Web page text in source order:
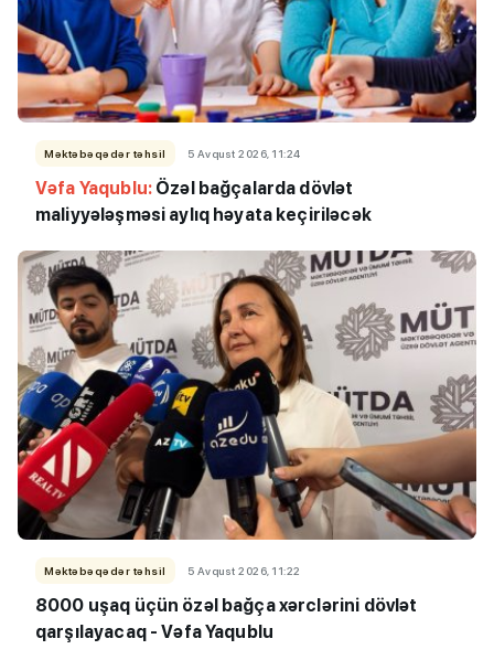
Məktəbəqədər təhsil 5 Avqust 2026, 11:24
Vəfa Yaqublu:Özəl bağçalarda dövlət
maliyyələşməsi aylıq həyata keçiriləcək
Məktəbəqədər təhsil 5 Avqust 2026, 11:22
8000 uşaq üçün özəl bağça xərclərini dövlət
qarşılayacaq - Vəfa Yaqublu